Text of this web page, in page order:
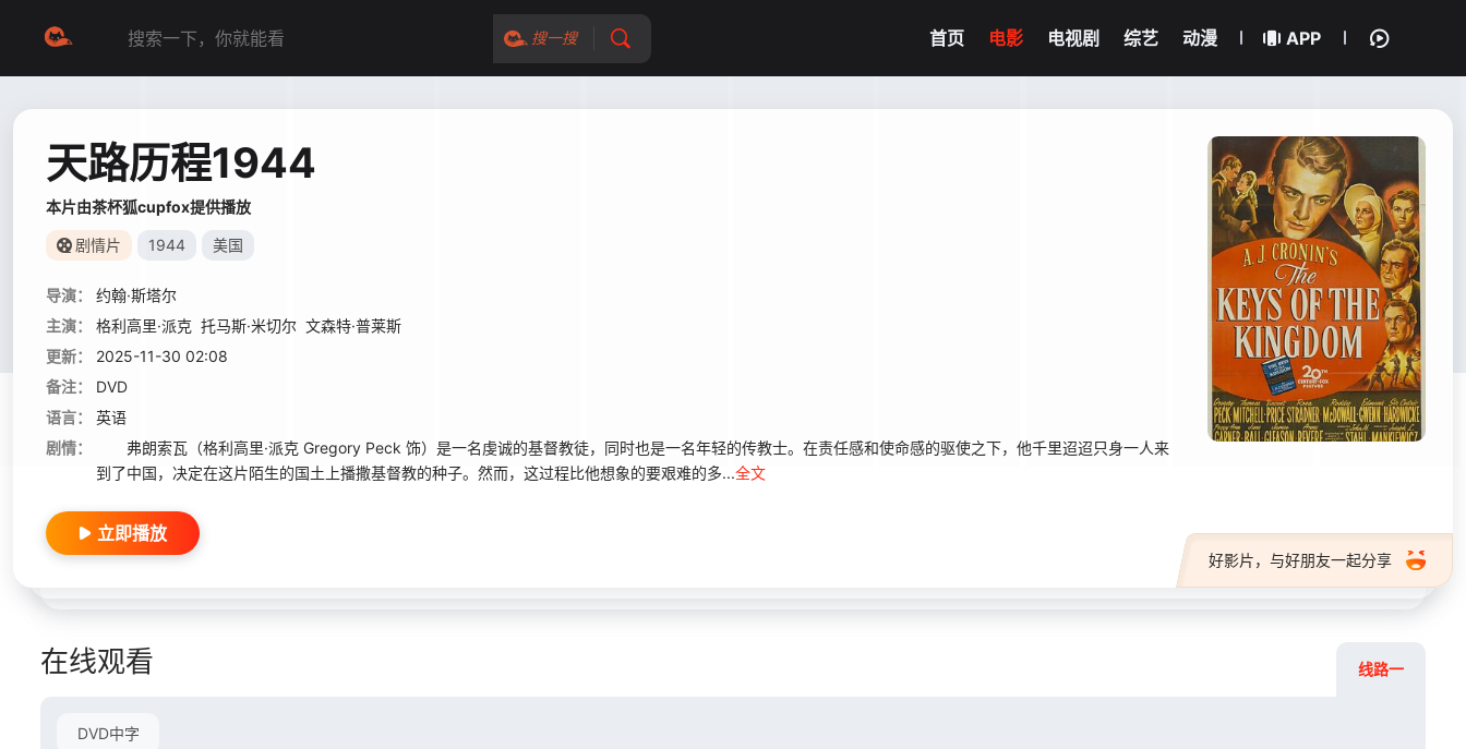
搜一搜 首页 电影 电视剧 综艺 动漫 APP
天路历程1944
本片由茶杯狐cupfox提供播放
剧情片 1944 美国
导演：
约翰·斯塔尔
主演：
格利高里·派克 托马斯·米切尔 文森特·普莱斯
更新：
2025-11-30 02:08
备注：
DVD
语言：
英语
剧情：
弗朗索瓦（格利高里·派克 Gregory Peck 饰）是一名虔诚的基督教徒，同时也是一名年轻的传教士。在责任感和使命感的驱使之下，他千里迢迢只身一人来
到了中国，决定在这片陌生的国土上播撒基督教的种子。然而，这过程比他想象的要艰难的多...全文
好影片，与好朋友一起分享
立即播放
在线观看 线路一
DVD中字